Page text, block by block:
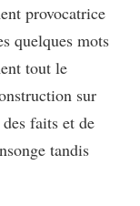
provocatrice
quelques mots
tout le
sur
faits et de
tandis